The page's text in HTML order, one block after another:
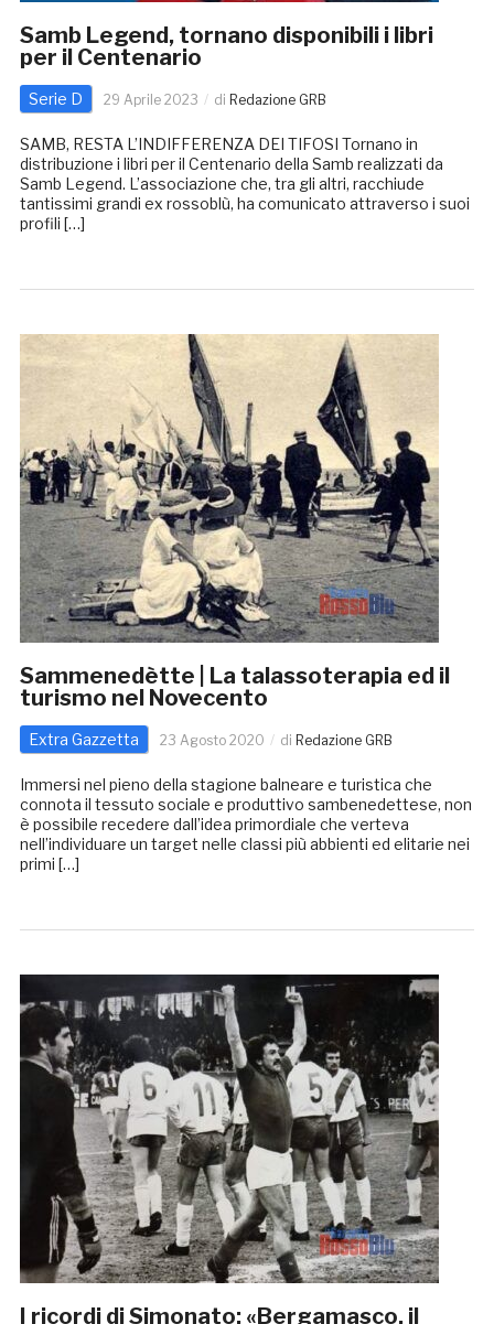
Samb Legend, tornano disponibili i libri
per il Centenario
Serie D 29 Aprile 2023 di Redazione GRB
SAMB, RESTA L’INDIFFERENZA DEI TIFOSI Tornano in
distribuzione i libri per il Centenario della Samb realizzati da
Samb Legend. L’associazione che, tra gli altri, racchiude
tantissimi grandi ex rossoblù, ha comunicato attraverso i suoi
profili […]
Sammenedètte | La talassoterapia ed il
turismo nel Novecento
Extra Gazzetta 23 Agosto 2020 di Redazione GRB
Immersi nel pieno della stagione balneare e turistica che
connota il tessuto sociale e produttivo sambenedettese, non
è possibile recedere dall’idea primordiale che verteva
nell’individuare un target nelle classi più abbienti ed elitarie nei
primi […]
I ricordi di Simonato: «Bergamasco, il